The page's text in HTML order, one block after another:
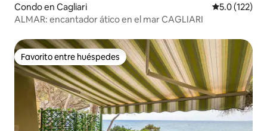
Condo en Cagliari Calificación
5.0 (122)
ALMAR: encantador ático en el mar CAGLIARI
Favorito entre huéspedes
Favorito entre huéspedes